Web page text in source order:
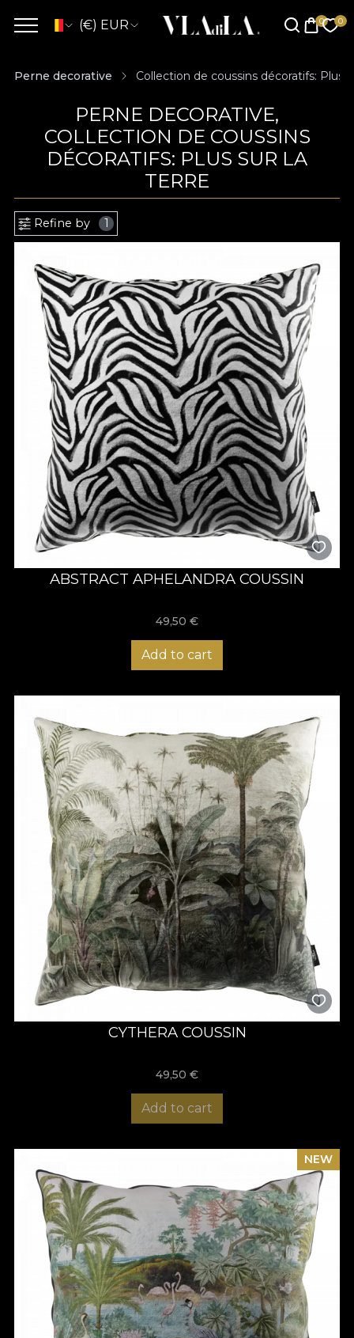
(€) EUR
Perne decorative Collection de coussins décoratifs: Plus
PERNE DECORATIVE,
COLLECTION DE COUSSINS
DÉCORATIFS: PLUS SUR LA
TERRE
Refine by 1
ABSTRACT APHELANDRA COUSSIN
49,50 €
Add to cart
CYTHERA COUSSIN
49,50 €
Add to cart
NEW